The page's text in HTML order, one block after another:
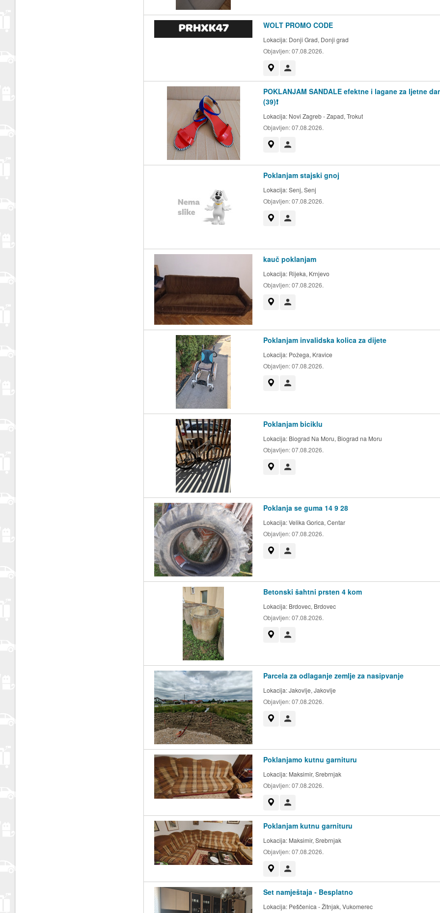
WOLT PROMO CODE
Lokacija: Donji Grad, Donji grad
Objavljen:07.08.2026.
POKLANJAM SANDALE efektne i lagane za ljetne
(39)❗️
Lokacija: Novi Zagreb - Zapad, Trokut
Objavljen:07.08.2026.
Poklanjam stajski gnoj
Lokacija:Senj, Senj
Objavljen:07.08.2026.
kauč poklanjam
Lokacija: Rijeka, Krnjevo
Objavljen:07.08.2026.
Poklanjam invalidska kolica za dijete
Lokacija: Požega, Kravice
Objavljen:07.08.2026.
Poklanjam biciklu
Lokacija: Biograd Na Moru, Biograd na Moru
Objavljen:07.08.2026.
Poklanja se guma 14 9 28
Lokacija:Velika Gorica, Centar
Objavljen:07.08.2026.
Betonski šahtni prsten 4 kom
Lokacija: Brdovec, Brdovec
Objavljen:07.08.2026.
Parcela za odlaganje zemlje za nasipvanje
Lokacija:Jakovlje, Jakovlje
Objavljen:07.08.2026.
Poklanjamo kutnu garnituru
Lokacija: Maksimir, Srebrnjak
Objavljen:07.08.2026.
Poklanjam kutnu garnituru
Lokacija: Maksimir, Srebrnjak
Objavljen:07.08.2026.
Set namještaja - Besplatno
Lokacija: Peščenica - Žitnjak, Vukomerec